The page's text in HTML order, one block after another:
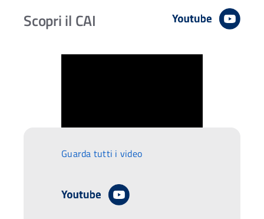
Scopri il CAI
Guarda tutti i video